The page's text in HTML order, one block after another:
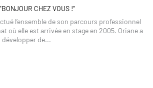
CHEZ VOUS !"
l’ensemble de son parcours professionnel
où elle est arrivée en stage en 2005. Oriane a
de...